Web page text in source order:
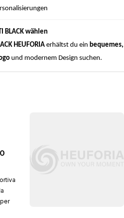
BLACK wählen
HEUFORIA erhältst du ein
und modernem Design suchen.